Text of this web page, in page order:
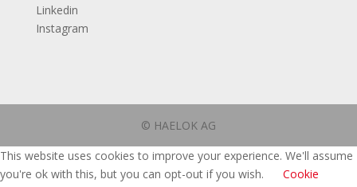
Linkedin
Instagram
© HAELOK AG
This website uses cookies to improve your experience. We'll assume
you're ok with this, but you can opt-out if you wish.
Cookie